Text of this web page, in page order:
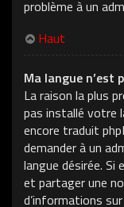
problème à un
Haut
Ma langue n’est
La raison la plus
pas installé votre
encore traduit
demander à un
langue désirée. Si
et partager une
d’informations